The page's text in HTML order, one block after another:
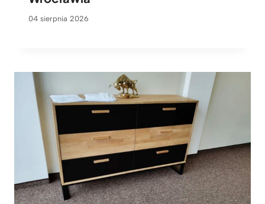
04 sierpnia 2026